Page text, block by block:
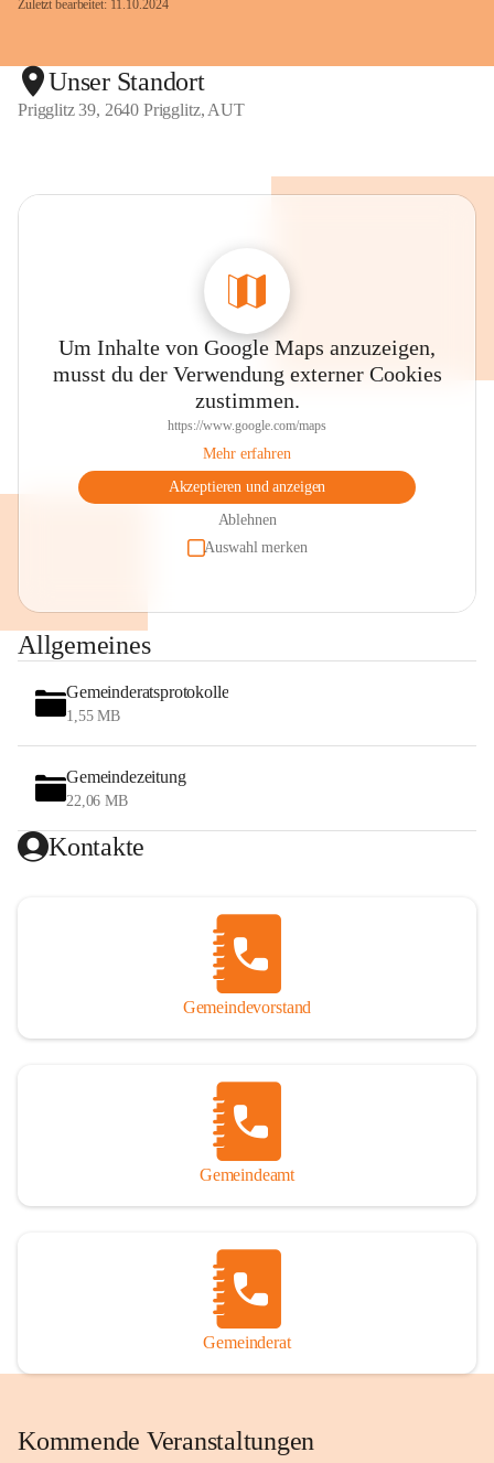
Zuletzt bearbeitet: 11.10.2024
Unser Standort
Prigglitz 39, 2640 Prigglitz, AUT
Um Inhalte von Google Maps anzuzeigen,
musst du der Verwendung externer Cookies
zustimmen.
https://www.google.com/maps
Mehr erfahren
Akzeptieren und anzeigen
Ablehnen
Auswahl merken
Allgemeines
Gemeinderatsprotokolle
1,55 MB
Gemeindezeitung
22,06 MB
Kontakte
Gemeindevorstand
Gemeindeamt
Gemeinderat
Kommende Veranstaltungen